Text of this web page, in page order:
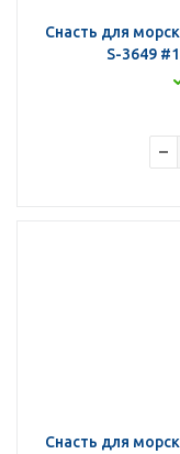
Снасть для
S-3649
Снасть для